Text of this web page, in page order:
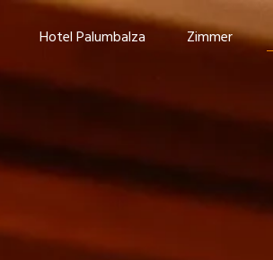
Zimmer Gastronomie
Hotel Palumbalza Zimmer